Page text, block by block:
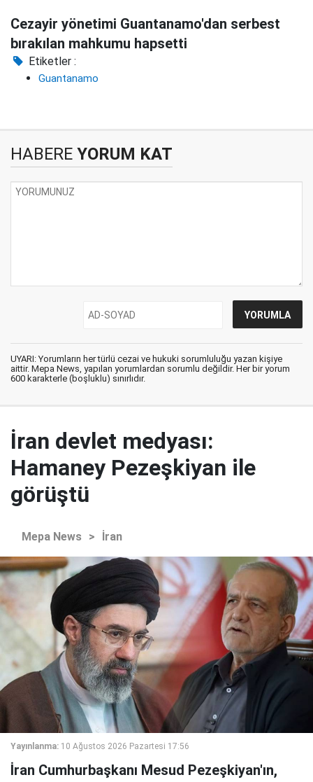
Cezayir yönetimi Guantanamo'dan serbest
bırakılan mahkumu hapsetti
Etiketler :
Guantanamo
HABERE YORUM KAT
UYARI: Yorumların her türlü cezai ve hukuki sorumluluğu yazan kişiye
aittir. Mepa News, yapılan yorumlardan sorumlu değildir. Her bir yorum
600 karakterle (boşluklu) sınırlıdır.
İran devlet medyası:
Hamaney Pezeşkiyan ile
görüştü
Mepa News > İran
Yayınlanma: 10 Ağustos 2026 Pazartesi 17:56
İran Cumhurbaşkanı Mesud Pezeşkiyan'ın,